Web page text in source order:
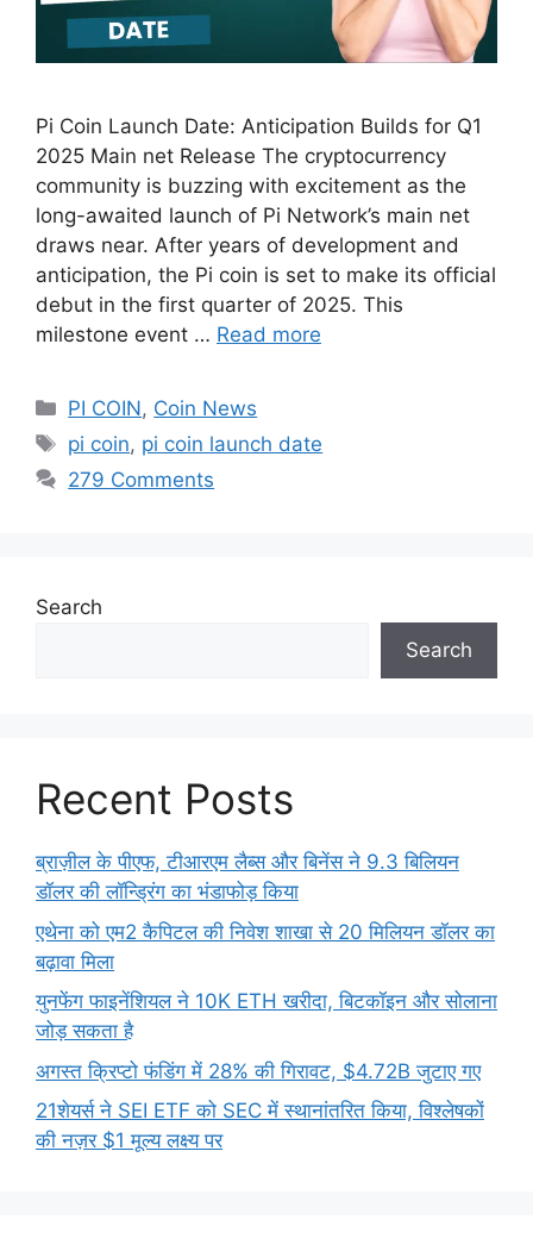
Pi Coin Launch Date: Anticipation Builds for Q1
2025 Main net Release The cryptocurrency
community is buzzing with excitement as the
long-awaited launch of Pi Network’s main net
draws near. After years of development and
anticipation, the Pi coin is set to make its official
debut in the first quarter of 2025. This
milestone event … Read more
Categories
PI COIN, Coin News
Tags
pi coin, pi coin launch date
279 Comments
Search
Search
Recent Posts
ब्राज़ील के पीएफ, टीआरएम लैब्स और बिनेंस ने 9.3 बिलियन
डॉलर की लॉन्ड्रिंग का भंडाफोड़ किया
एथेना को एम2 कैपिटल की निवेश शाखा से 20 मिलियन डॉलर का
बढ़ावा मिला
युनफेंग फाइनेंशियल ने 10K ETH खरीदा, बिटकॉइन और सोलाना
जोड़ सकता है
अगस्त क्रिप्टो फंडिंग में 28% की गिरावट, $4.72B जुटाए गए
21शेयर्स ने SEI ETF को SEC में स्थानांतरित किया, विश्लेषकों
की नज़र $1 मूल्य लक्ष्य पर